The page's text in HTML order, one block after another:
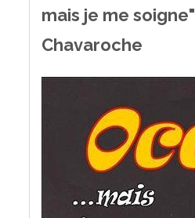
mais je me
Chavaroche